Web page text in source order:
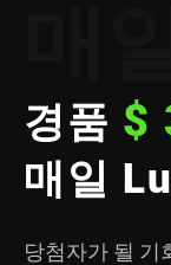
경품 $
매일
당첨자가 될 기